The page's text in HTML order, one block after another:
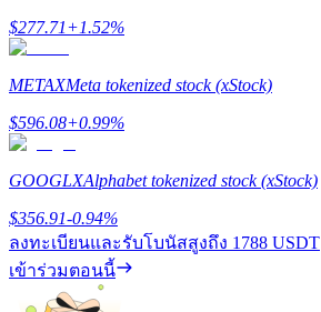
เรียนรู้วิธีการรักษาผลกำไร
$277.71+1.52%
METAXMeta tokenized stock (xStock)
$596.08+0.99%
GOOGLXAlphabet tokenized stock (xStock)
$356.91-0.94%
ลงทะเบียนและรับโบนัสสูงถึง 1788 USDT
เข้าร่วมตอนนี้